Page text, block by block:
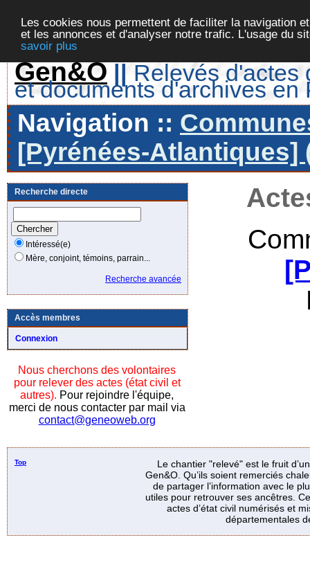
Les cookies nous permettent de faciliter la navigation
et les annonces et d'analyser notre trafic. L'usage du
savoir plus
Gen&O || Relevés d'actes
et documents d'archives en
Navigation ::
[Pyrénées-Atlantiques]
Recherche directe
Intéressé(e)
Mère, conjoint, témoins, parrain...
Recherche avancée
Accès membres
Connexion
Nous cherchons des volontaires
pour relever des actes (état civil et
autres). Pour rejoindre l'équipe,
merci de nous contacter par mail via
contact@geneoweb.org
Top
Le chantier "relevé" est le fruit
Gen&O. Qu’ils soient remerciés
de partager l’information avec le
utiles pour retrouver ses ancêtres.
actes d’état civil numérisés et
départementales